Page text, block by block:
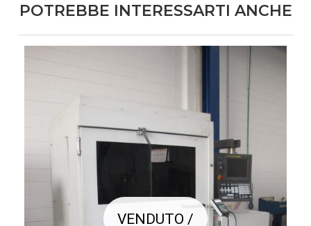
POTREBBE INTERESSARTI ANCHE
VENDUTO /